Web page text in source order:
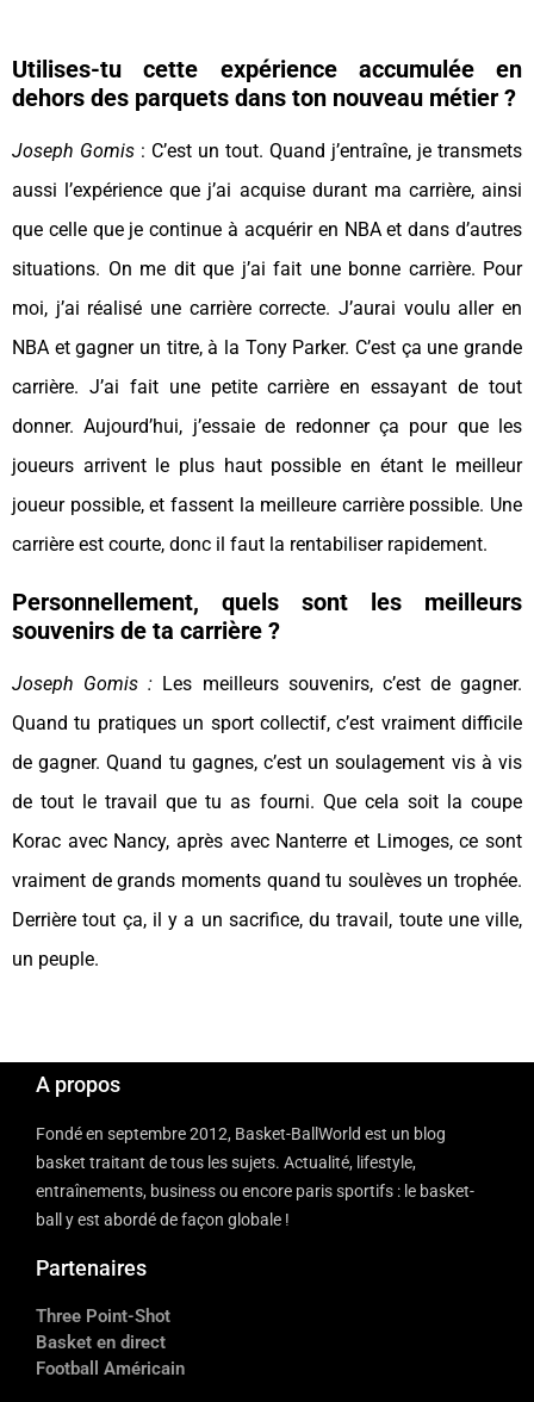
Utilises-tu cette expérience accumulée en
dehors des parquets dans ton nouveau métier ?
Joseph Gomis : C’est un tout. Quand j’entraîne, je transmets
aussi l’expérience que j’ai acquise durant ma carrière, ainsi
que celle que je continue à acquérir en NBA et dans d’autres
situations. On me dit que j’ai fait une bonne carrière. Pour
moi, j’ai réalisé une carrière correcte. J’aurai voulu aller en
NBA et gagner un titre, à la Tony Parker. C’est ça une grande
carrière. J’ai fait une petite carrière en essayant de tout
donner. Aujourd’hui, j’essaie de redonner ça pour que les
joueurs arrivent le plus haut possible en étant le meilleur
joueur possible, et fassent la meilleure carrière possible. Une
carrière est courte, donc il faut la rentabiliser rapidement.
Personnellement, quels sont les meilleurs
souvenirs de ta carrière ?
Joseph Gomis : Les meilleurs souvenirs, c’est de gagner.
Quand tu pratiques un sport collectif, c’est vraiment difficile
de gagner. Quand tu gagnes, c’est un soulagement vis à vis
de tout le travail que tu as fourni. Que cela soit la coupe
Korac avec Nancy, après avec Nanterre et Limoges, ce sont
vraiment de grands moments quand tu soulèves un trophée.
Derrière tout ça, il y a un sacrifice, du travail, toute une ville,
un peuple.
A propos
Fondé en septembre 2012, Basket-BallWorld est un blog
basket traitant de tous les sujets. Actualité, lifestyle,
entraînements, business ou encore paris sportifs : le basket-
ball y est abordé de façon globale !
Partenaires
Three Point-Shot
Basket en direct
Football Américain